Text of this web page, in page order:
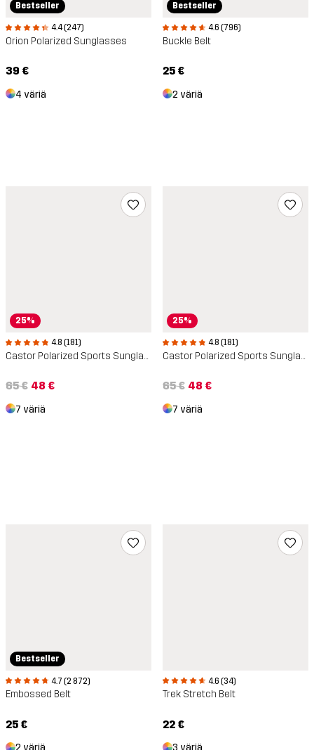
Bestseller
4.4 (247)
Orion Polarized Sunglasses
39 €
4 väriä
Bestseller
4.6 (796)
Buckle Belt
25 €
2 väriä
25%
4.8 (181)
Castor Polarized Sports Sunglasses
65 € 48 €
7 väriä
25%
4.8 (181)
Castor Polarized Sports Sunglasses
65 € 48 €
7 väriä
Bestseller
4.7 (2 872)
Embossed Belt
25 €
4.6 (34)
Trek Stretch Belt
22 €